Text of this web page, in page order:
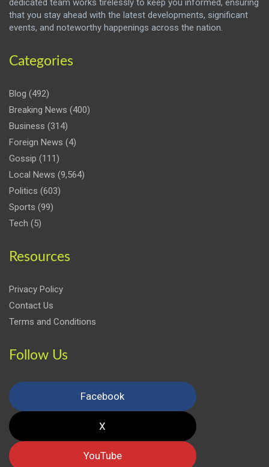
dedicated team works tirelessly to keep you informed, ensuring
that you stay ahead with the latest developments, significant
events, and noteworthy happenings across the nation.
Categories
Blog (492)
Breaking News (400)
Business (314)
Foreign News (4)
Gossip (111)
Local News (9,564)
Politics (603)
Sports (99)
Tech (5)
Resources
Privacy Policy
Contact Us
Terms and Conditions
Follow Us
Facebook
X
YouTube